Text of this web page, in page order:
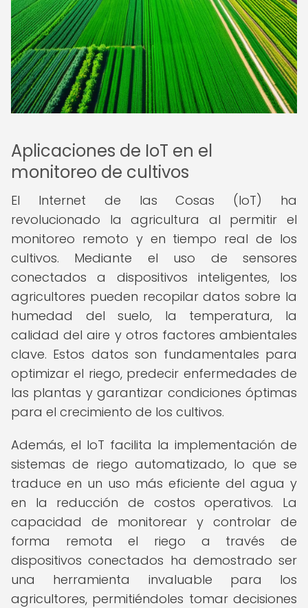
Aplicaciones de IoT en el
monitoreo de cultivos
El Internet de las Cosas (IoT) ha
revolucionado la agricultura al permitir el
monitoreo remoto y en tiempo real de los
cultivos. Mediante el uso de sensores
conectados a dispositivos inteligentes, los
agricultores pueden recopilar datos sobre la
humedad del suelo, la temperatura, la
calidad del aire y otros factores ambientales
clave. Estos datos son fundamentales para
optimizar el riego, predecir enfermedades de
las plantas y garantizar condiciones óptimas
para el crecimiento de los cultivos.
Además, el IoT facilita la implementación de
sistemas de riego automatizado, lo que se
traduce en un uso más eficiente del agua y
en la reducción de costos operativos. La
capacidad de monitorear y controlar de
forma remota el riego a través de
dispositivos conectados ha demostrado ser
una herramienta invaluable para los
agricultores, permitiéndoles tomar decisiones